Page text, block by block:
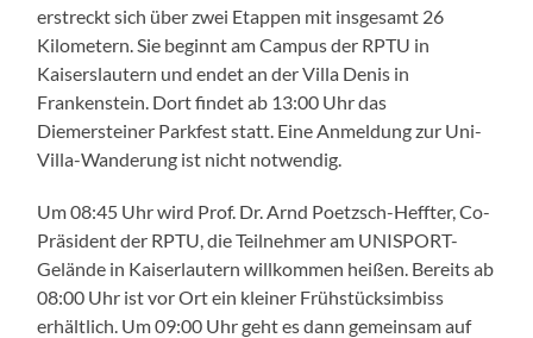
erstreckt sich über zwei Etappen mit insgesamt 26
Kilometern. Sie beginnt am Campus der RPTU in
Kaiserslautern und endet an der Villa Denis in
Frankenstein. Dort findet ab 13:00 Uhr das
Diemersteiner Parkfest statt. Eine Anmeldung zur Uni-
Villa-Wanderung ist nicht notwendig.
Um 08:45 Uhr wird Prof. Dr. Arnd Poetzsch-Heffter, Co-
Präsident der RPTU, die Teilnehmer am UNISPORT-
Gelände in Kaiserlautern willkommen heißen. Bereits ab
08:00 Uhr ist vor Ort ein kleiner Frühstücksimbiss
erhältlich. Um 09:00 Uhr geht es dann gemeinsam auf